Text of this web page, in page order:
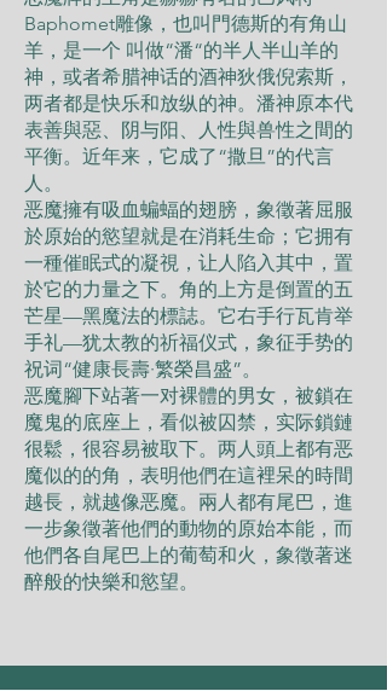
Baphomet雕像，也叫門德斯的有角山
羊，是一个 叫做“潘“的半人半山羊的
神，或者希腊神话的酒神狄俄倪索斯，
两者都是快乐和放纵的神。潘神原本代
表善與惡、阴与阳、人性與兽性之間的
平衡。近年来，它成了“撒旦”的代言
人。
恶魔擁有吸血蝙蝠的翅膀，象徵著屈服
於原始的慾望就是在消耗生命；它拥有
一種催眠式的凝視，让人陷入其中，置
於它的力量之下。角的上方是倒置的五
芒星—黑魔法的標誌。它右手行瓦肯举
手礼—犹太教的祈福仪式，象征手势的
祝词“健康長壽·繁榮昌盛”。
恶魔腳下站著一对裸體的男女，被鎖在
魔鬼的底座上，看似被囚禁，实际鎖鏈
很鬆，很容易被取下。两人頭上都有恶
魔似的的角，表明他們在這裡呆的時間
越長，就越像恶魔。兩人都有尾巴，進
一步象徵著他們的動物的原始本能，而
他們各自尾巴上的葡萄和火，象徵著迷
醉般的快樂和慾望。